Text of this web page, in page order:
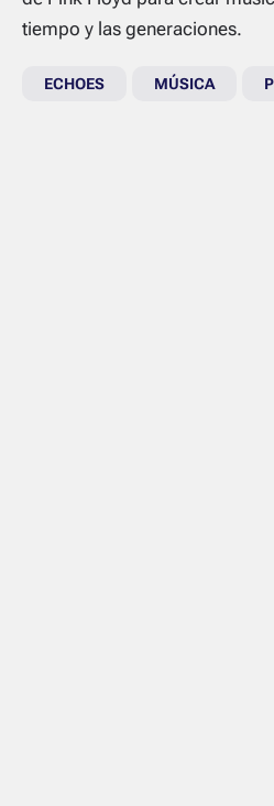
tiempo y las generaciones.
ECHOES MÚSICA